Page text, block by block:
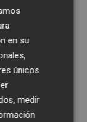
a que el
el sonido
a humo".
en su
únicos
medir